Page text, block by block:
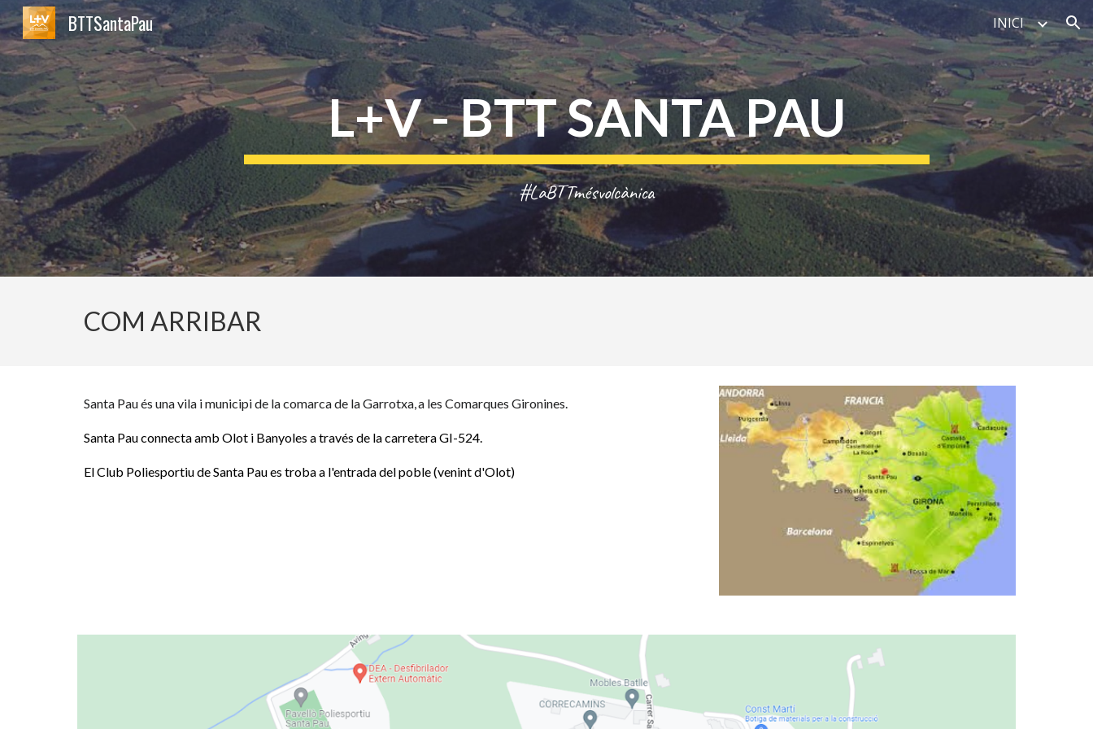
Skip to main content Skip to navigation
BTTSantaPau INICI
L+V - BTT SANTA PAU
#LaBTTmésvolcànica
COM ARRIBAR
Santa Paués una vila i municipi de la comarca de la Garrotxa,a les Comarques Gironines.
Santa Pau connecta amb Olot i Banyoles a través de la carretera GI-524.
El Club Poliesportiu de Santa Pau es troba a l'entrada del poble (venint d'Olot)